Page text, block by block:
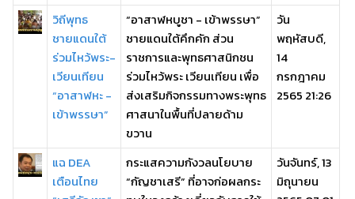
วิถีพุทธ
ชายแดนใต้
ร่วมไหว้พระ-
เวียนเทียน
“อาสาฬหะ -
เข้าพรรษา”
“อาสาฬหบูชา - เข้าพรรษา”
ชายแดนใต้คึกคัก ส่วน
ราชการและพุทธศาสนิกชน
ร่วมไหว้พระ เวียนเทียน เพื่อ
ส่งเสริมกิจกรรมทางพระพุทธ
ศาสนาในพื้นที่ปลายด้าม
ขวาน
วัน
พฤหัสบดี,
14
กรกฎาคม
2565 21:26
แฉ DEA
เตือนไทย
กระแสความกังวลนโยบาย
“กัญชาเสรี” ที่อาจก่อผลกระ
วันจันทร์, 13
มิถุนายน